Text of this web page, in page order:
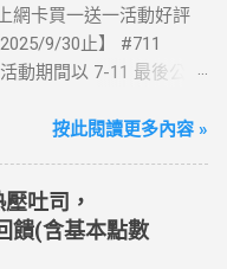
網卡買一送一活動好評
9/30止】 #711
動期間以 7-11 最後公告
享買一送一優惠！ > 實
券。 (出國開通啟用後回
錄】 ) > eSIM出國上網
「吃到飽」方案；即
按此閱讀更多內容 »
吐司，
饋(含基本點數